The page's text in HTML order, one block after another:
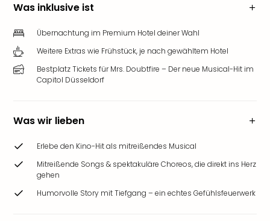
Was inklusive ist
Übernachtung im Premium Hotel deiner Wahl
Weitere Extras wie Frühstück, je nach gewähltem Hotel
Bestplatz Tickets für Mrs. Doubtfire – Der neue Musical-Hit im
Capitol Düsseldorf
Was wir lieben
Erlebe den Kino-Hit als mitreißendes Musical
Mitreißende Songs & spektakuläre Choreos, die direkt ins Herz
gehen
Humorvolle Story mit Tiefgang – ein echtes Gefühlsfeuerwerk